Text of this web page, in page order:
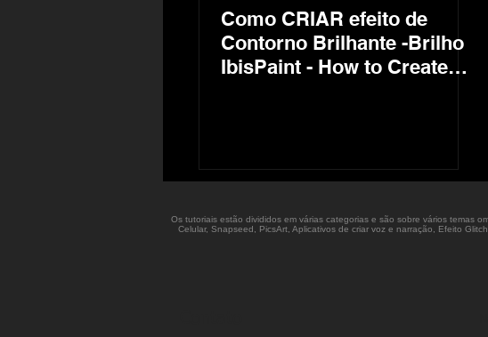
Como CRIAR efeito de
Contorno Brilhante -Brilho
IbisPaint - How to Create
Os tutoriais estão divididos em várias categorias e são sobre vários temas
Celular, Snapseed, PicsArt, Aplicativos de criar voz e narração, Efeito